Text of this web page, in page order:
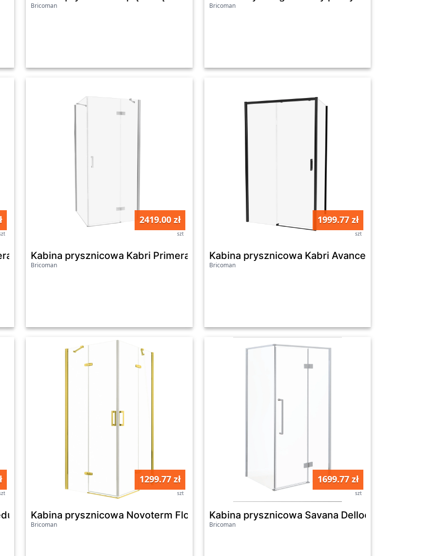
Bricoman Bricoman
prawa 80x100 cm
2419.00 zł
szt
Kabina prysznicowa Kabri Primera prawa 100x80 cm
Bricoman
1999.77 zł
szt
Kabina prysznicowa Kabri Avance Black lewa
Bricoman
80 cm czarna
1299.77 zł
szt
Kabina prysznicowa Novoterm Flow 90 gold
Bricoman
1699.77 zł
szt
Kabina prysznicowa Savana Delloo Y9003C-12/
Bricoman